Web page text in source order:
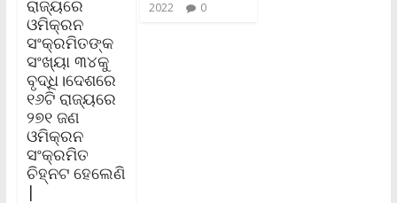
ରାଜ୍ୟରେ
ଓମିକ୍ରନ
ସଂକ୍ରମିତଙ୍କ
ସଂଖ୍ୟା ୩୪କୁ
ବୃଦ୍ଧି।ଦେଶରେ
୧୬ଟି ରାଜ୍ୟରେ
୨୭୧ ଜଣ
ଓମିକ୍ରନ
ସଂକ୍ରମିତ
ଚିହ୍ନଟ ହେଲେଣି
|
2022
0